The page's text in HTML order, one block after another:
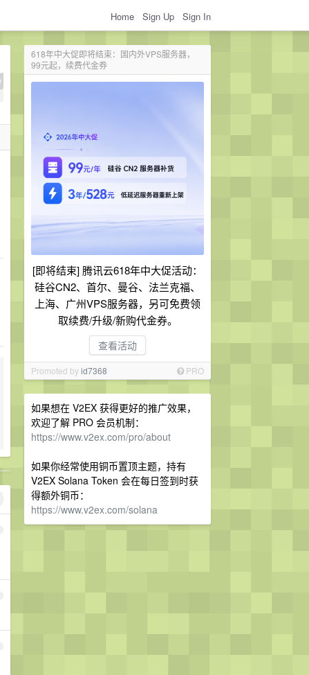
Home Sign Up Sign In
618年中大促即将结束：国内外VPS服务器，
99元起，续费代金券
[即将结束] 腾讯云618年中大促活动：
硅谷CN2、首尔、曼谷、法兰克福、
上海、广州VPS服务器，另可免费领
取续费/升级/新购代金券。
查看活动
Promoted byid7368 PRO
如果想在 V2EX 获得更好的推广效果，
欢迎了解 PRO 会员机制：
https://www.v2ex.com/pro/about
如果你经常使用铜币置顶主题，持有
V2EX Solana Token 会在每日签到时获
得额外铜币：
https://www.v2ex.com/solana